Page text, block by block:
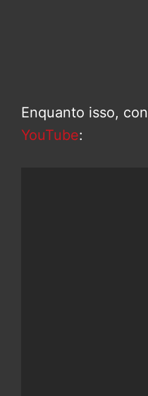
Enquanto isso,
YouTube: